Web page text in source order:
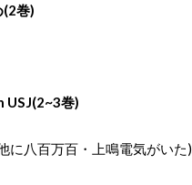
(2巻)
USJ(2~3巻)
に八百万百・上鳴電気がいた)